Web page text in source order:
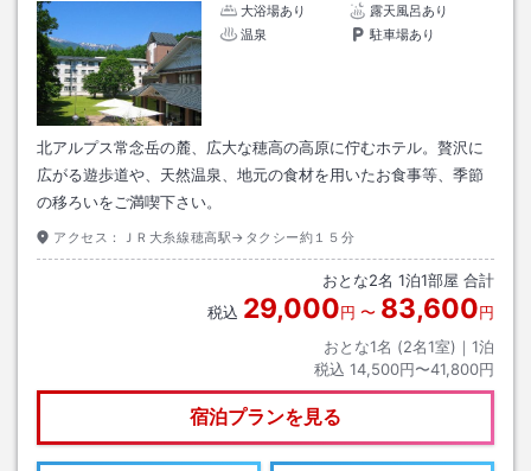
大浴場あり
露天風呂あり
温泉
駐車場あり
北アルプス常念岳の麓、広大な穂高の高原に佇むホテル。贅沢に
広がる遊歩道や、天然温泉、地元の食材を用いたお食事等、季節
の移ろいをご満喫下さい。
アクセス： ＪＲ大糸線穂高駅→タクシー約１５分
おとな2名 1泊1部屋 合計
税込 29,000円 〜 83,600円
おとな1名 (2名1室)｜ 1泊
税込 14,500円〜41,800円
宿泊プランを見る